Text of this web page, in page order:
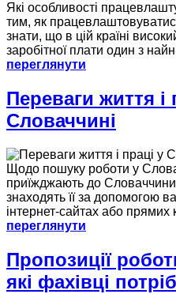
Які особливості
тим, як
знати, що в цій країні
заробітної плати один з
переглянути
Переваги життя і
Словаччині
Щодо пошуку роботи у
приїжджають до
знаходять її за допомогою
інтернет-сайтах або прямих
переглянути
Пропозиції
які фахівці